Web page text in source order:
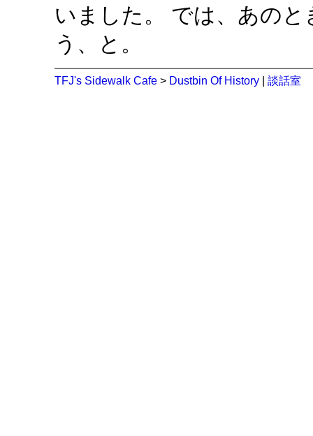
いました。 では、あの
う、と。
TFJ's Sidewalk Cafe > Dustbin Of History |談話室